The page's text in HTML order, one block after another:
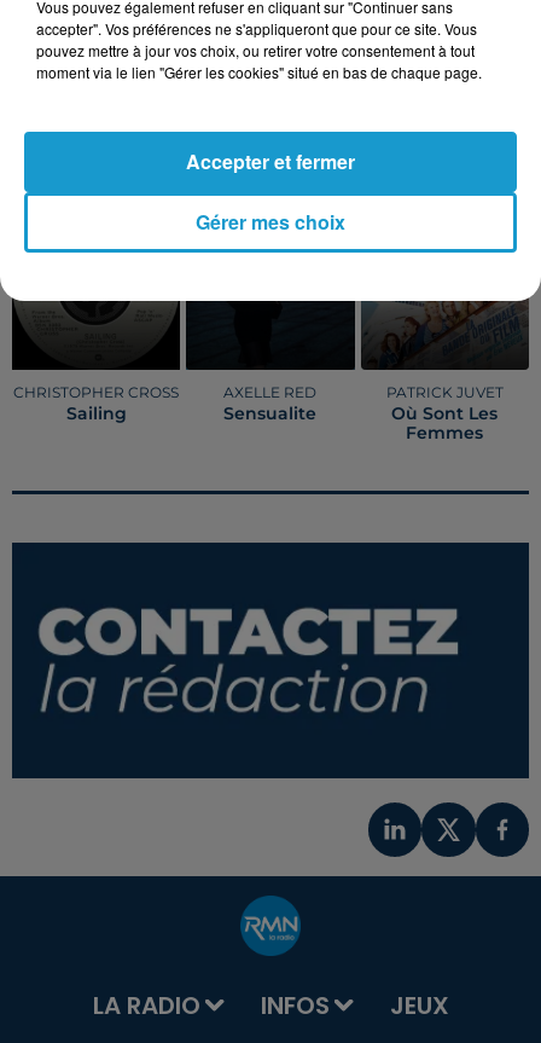
Publié : 16 mai 2022 à 15h59
TITRES DIFFUSÉS
CHRISTOPHER CROSS
Sailing
AXELLE RED
Sensualite
PATRICK JUVET
Où Sont Les
Femmes
LA RADIO INFOS JEUX
Vous pouvez également refuser en cliquant sur "Continuer sans
accepter". Vos préférences ne s'appliqueront que pour ce site. Vous
pouvez mettre à jour vos choix, ou retirer votre consentement à tout
moment via le lien "Gérer les cookies" situé en bas de chaque page.
Gérer mes choix
Accepter et fermer